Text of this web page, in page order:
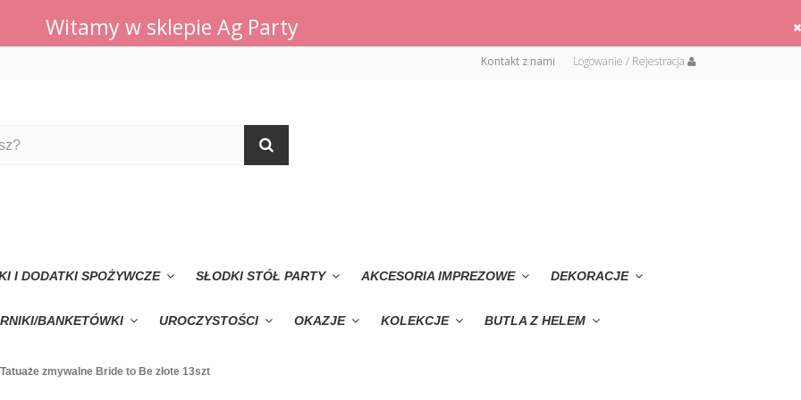
Witamy w sklepie Ag Party
Logowanie / Rejestracja
Kontakt z nami
I DODATKI SPOŻYWCZE SŁODKI STÓŁ PARTY AKCESORIA IMPREZOWE DEKORACJE
BANKETÓWKI UROCZYSTOŚCI OKAZJE KOLEKCJE BUTLA Z HELEM
Tatuaże zmywalne Bride to Be złote 13szt